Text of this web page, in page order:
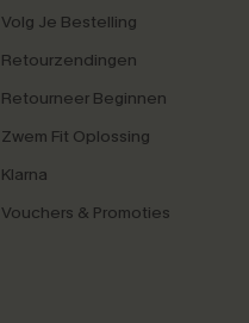
Volg Je Bestelling
Retourzendingen
Retourneer Beginnen
Zwem Fit Oplossing
Klarna
Vouchers & Promoties